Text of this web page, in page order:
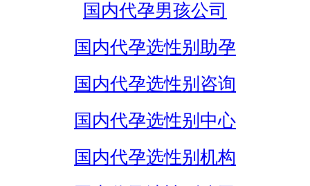
国内代孕男孩公司
国内代孕选性别助孕
国内代孕选性别咨询
国内代孕选性别中心
国内代孕选性别机构